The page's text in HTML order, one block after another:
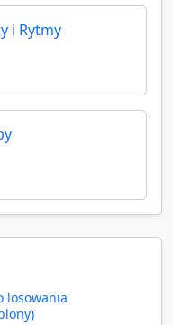
i Rytmy
losowania